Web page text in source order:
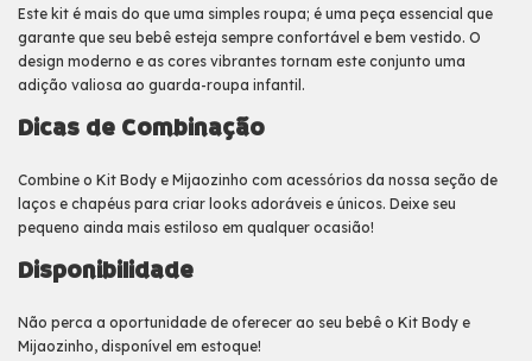
Este kit é mais do que uma simples roupa; é uma peça essencial que
garante que seu bebê esteja sempre confortável e bem vestido. O
design moderno e as cores vibrantes tornam este conjunto uma
adição valiosa ao guarda-roupa infantil.
Dicas de Combinação
Combine o Kit Body e Mijaozinho com acessórios da nossa seção de
laços e chapéus para criar looks adoráveis e únicos. Deixe seu
pequeno ainda mais estiloso em qualquer ocasião!
Disponibilidade
Não perca a oportunidade de oferecer ao seu bebê o Kit Body e
Mijaozinho, disponível em estoque!